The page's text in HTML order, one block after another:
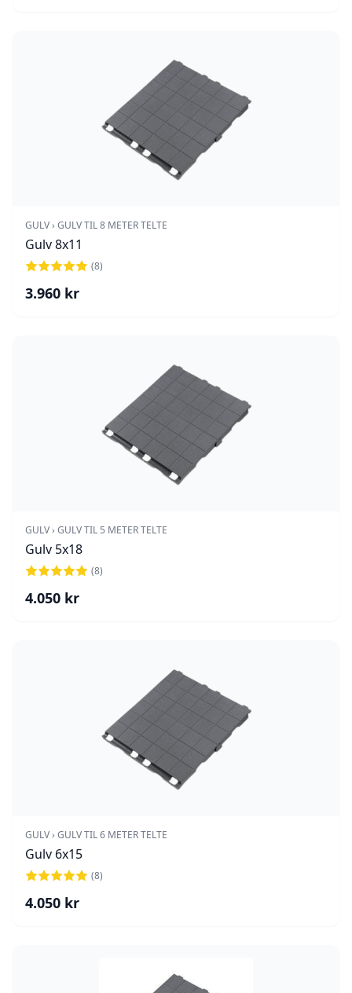
GULV › GULV TIL 8 METER TELTE
Gulv 8x11
(8)
3.960 kr
GULV › GULV TIL 5 METER TELTE
Gulv 5x18
(8)
4.050 kr
GULV › GULV TIL 6 METER TELTE
Gulv 6x15
(8)
4.050 kr